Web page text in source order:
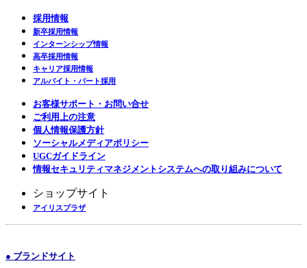
採用情報
新卒採用情報
インターンシップ情報
高卒採用情報
キャリア採用情報
アルバイト・パート採用
お客様サポート・お問い合せ
ご利用上の注意
個人情報保護方針
ソーシャルメディアポリシー
UGCガイドライン
情報セキュリティマネジメントシステムへの取り組みについて
ショップサイト
アイリスプラザ
● ブランドサイト